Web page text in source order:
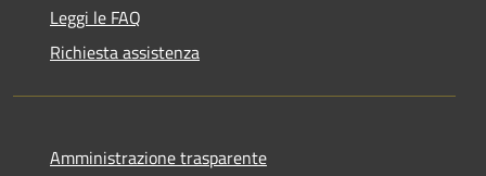
Leggi le FAQ
Richiesta assistenza
Amministrazione trasparente